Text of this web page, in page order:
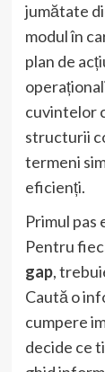
jumătate
modul în
plan de
cuvintelor
structurii
termeni
eficienți.
Primul
Pentru
gap,
Caută o
cumpere
decide ce